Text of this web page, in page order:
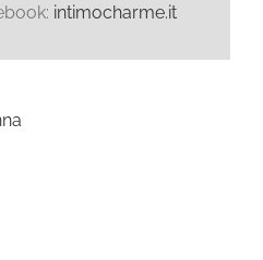
intimocharme.it